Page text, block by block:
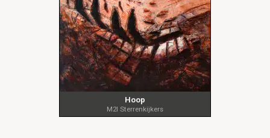
Hoop
M2I Sterrenkijkers